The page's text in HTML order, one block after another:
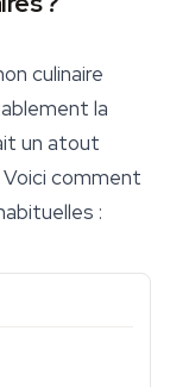
culinaire
la
un atout
comment
: